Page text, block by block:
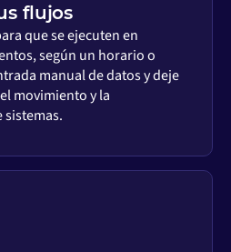
flujos
que se ejecuten en
según un horario o
manual de datos y deje
movimiento y la